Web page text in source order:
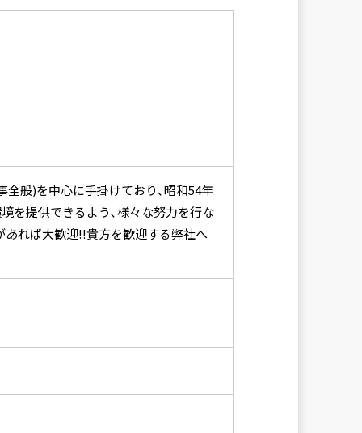
般)を中心に手掛けており､昭和54年
を提供できるよう､様々な努力を行な
れば大歓迎!!貴方を歓迎する弊社へ